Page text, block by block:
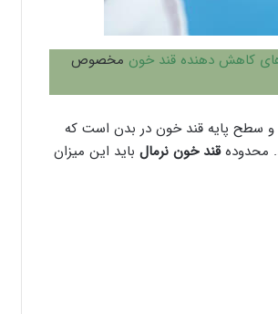
کاهش دهنده قند خون مخصوص
و سطح پایه قند خون در بدن است که
قند خون نرمال باید این میزان